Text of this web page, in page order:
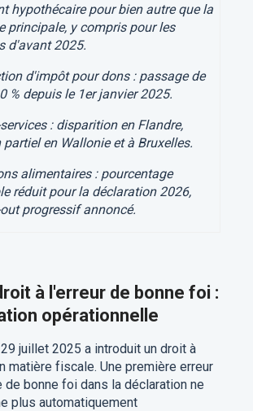
hypothécaire pour bien autre que la
principale, y compris pour les
d'avant 2025.
d'impôt pour dons : passage de
% depuis le 1er janvier 2025.
: disparition en Flandre,
en Wallonie et à Bruxelles.
alimentaires : pourcentage
réduit pour la déclaration 2026,
progressif annoncé.
à l'erreur de bonne foi :
opérationnelle
juillet 2025 a introduit un droit à
matière fiscale. Une première erreur
de bonne foi dans la déclaration ne
plus automatiquement